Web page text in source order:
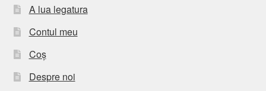
A lua legatura
Contul meu
Coș
Despre noi